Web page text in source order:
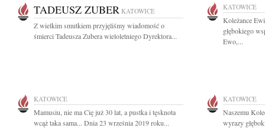
TADEUSZ ZUBER KATOWICE
Z wielkim smutkiem przyjęliśmy wiadomość o
śmierci Tadeusza Zubera wieloletniego Dyrektora...
KATOWICE
Koleżance
głębokiego
Ewo,...
KATOWICE
Mamusiu, nie ma Cię już 30 lat, a pustka i tęsknota
wcąż taka sama... Dnia 23 września 2019 roku...
KATOWICE
Naszemu
wyrazy